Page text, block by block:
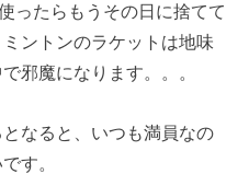
ったらもうその日に捨てて
ントンのラケットは地味
邪魔になります。。。
なると、いつも満員なの
す。